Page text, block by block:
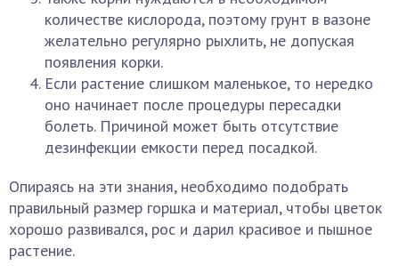
количестве кислорода, поэтому грунт в вазоне
желательно регулярно рыхлить, не допуская
появления корки.
Если растение слишком маленькое, то нередко
оно начинает после процедуры пересадки
болеть. Причиной может быть отсутствие
дезинфекции емкости перед посадкой.
Опираясь на эти знания, необходимо подобрать
правильный размер горшка и материал, чтобы цветок
хорошо развивался, рос и дарил красивое и пышное
растение.